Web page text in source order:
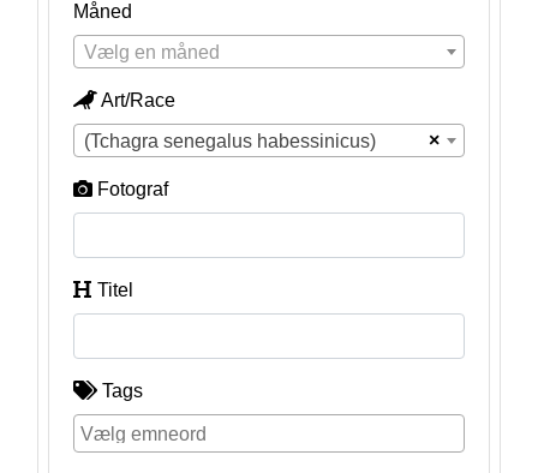
Måned
Vælg en måned
Art/Race
×
(Tchagra senegalus habessinicus)
Fotograf
Titel
Tags